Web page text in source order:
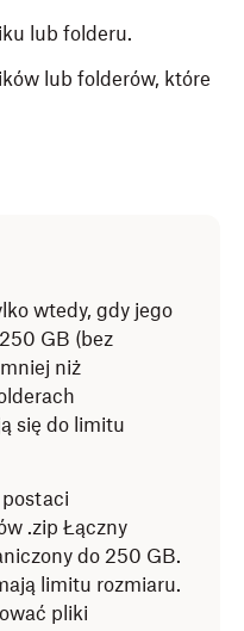
lub folderu.
lub folderów, które
wtedy, gdy jego
GB (bez
niż
się do limitu
.zip Łączny
do 250 GB.
limitu rozmiaru.
pliki